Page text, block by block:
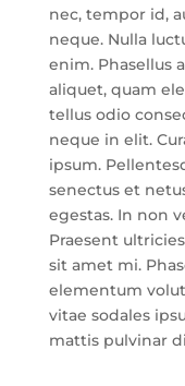
nec, tempor id,
neque. Nulla
enim. Phasellus
aliquet, quam
tellus odio
neque in elit.
ipsum.
senectus et
egestas. In non
Praesent
sit amet mi.
elementum
vitae sodales
mattis pulvinar